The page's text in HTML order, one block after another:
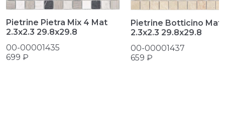
Pietrine Pietra Mix 4 Mat
2.3х2.3 29.8x29.8
00-00001435
699 ₽
Pietrine Botticino Mat
2.3х2.3 29.8x29.8
00-00001437
659 ₽